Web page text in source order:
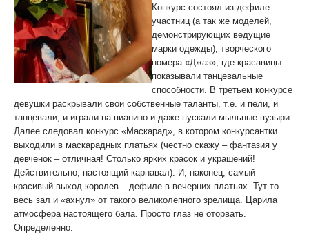
Конкурс состоял из дефиле
участниц (а так же моделей,
демонстрирующих ведущие
марки одежды), творческого
номера «Джаз», где красавицы
показывали танцевальные
способности. В третьем конкурсе
девушки раскрывали свои собственные таланты, т.е. и пели, и
танцевали, и играли на пианино и даже пускали мыльные пузыри.
Далее следовал конкурс «Маскарад», в котором конкурсантки
выходили в маскарадных платьях (честно скажу – фантазия у
девченок – отличная! Столько ярких красок и украшений!
Действительно, настоящий карнавал). И, наконец, самый
красивый выход королев – дефиле в вечерних платьях. Тут-то
весь зал и «ахнул» от такого великолепного зрелища. Царила
атмосфера настоящего бала. Просто глаз не оторвать.
Определенно.